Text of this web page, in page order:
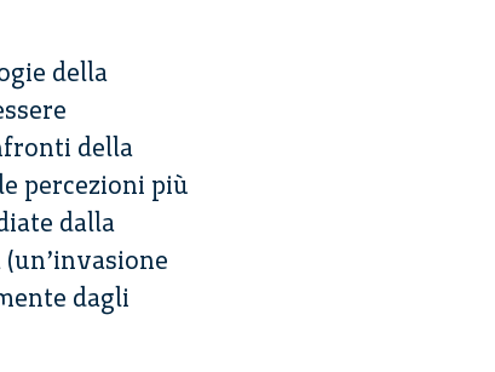
della
della
percezioni più
dalla
dagli